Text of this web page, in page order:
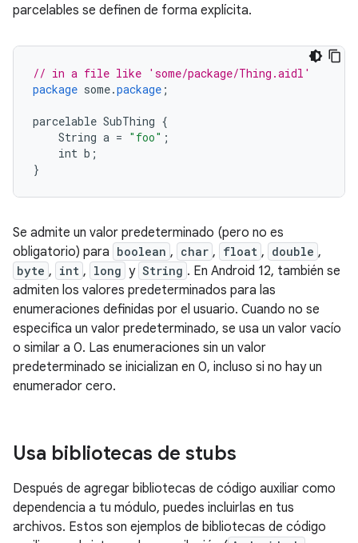
parcelables se definen de forma explícita.
// in a file like 'some/package/Thing.aidl'
package some.package ;
parcelable SubThing {
String a = "foo" ;
int b ;
}
Se admite un valor predeterminado (pero no es
obligatorio) para boolean , char , float , double ,
byte , int , long y String . En Android 12, también se
admiten los valores predeterminados para las
enumeraciones definidas por el usuario. Cuando no se
especifica un valor predeterminado, se usa un valor vacío
o similar a 0. Las enumeraciones sin un valor
predeterminado se inicializan en 0, incluso si no hay un
enumerador cero.
Usa bibliotecas de stubs
Después de agregar bibliotecas de código auxiliar como
dependencia a tu módulo, puedes incluirlas en tus
archivos. Estos son ejemplos de bibliotecas de código